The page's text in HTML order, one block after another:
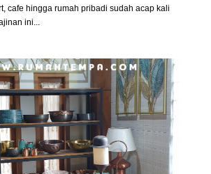
cafe hingga rumah pribadi sudah acap kali
ini...